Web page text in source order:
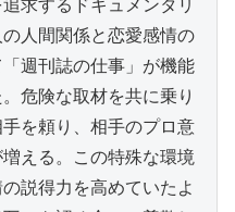
求するドキュメンタリ
人間関係と恋愛感情の
週刊誌の仕事」が機能
危険な取材を共に乗り
を頼り、相手のプロ意
える。この特殊な環境
説得力を高めていたよ